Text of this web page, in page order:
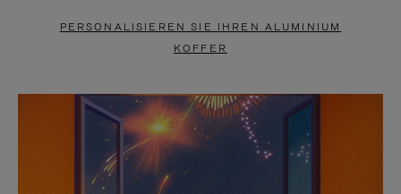
DRÜCKEN
ANZUHALTEN
ZUM
AUFHEBEN
STUMMSCHALTUNG
PERSONALISIEREN SIE IHREN ALUMINIUM
KOFFER